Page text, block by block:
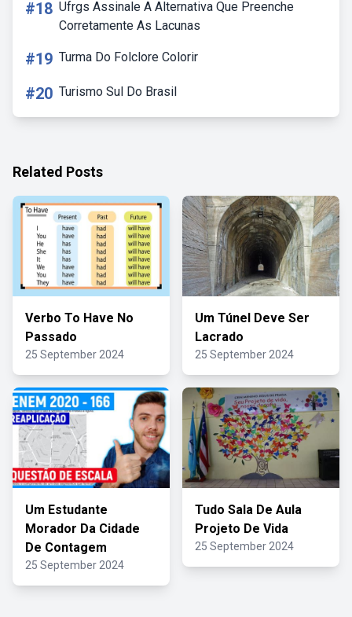
#18 Ufrgs Assinale A Alternativa Que Preenche
Corretamente As Lacunas
#19 Turma Do Folclore Colorir
#20 Turismo Sul Do Brasil
Related Posts
Verbo To Have No
Passado
25 September 2024
Um Túnel Deve Ser
Lacrado
25 September 2024
Um Estudante
Morador Da Cidade
De Contagem
25 September 2024
Tudo Sala De Aula
Projeto De Vida
25 September 2024